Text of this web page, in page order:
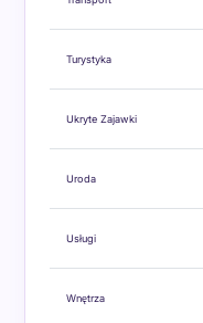
Turystyka
Ukryte Zajawki
Uroda
Usługi
Wnętrza